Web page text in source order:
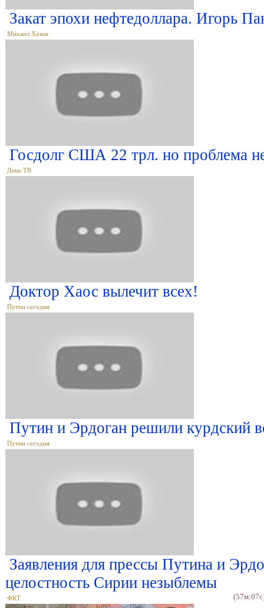
Закат эпохи нефтедоллара. Игорь
Михаил Хазин
Госдолг США 22 трл. но проблема
День ТВ
Доктор Хаос вылечит всех!
Путин сегодня
Путин и Эрдоган решили курдский
Путин сегодня
Заявления для прессы Путина и
целостность Сирии незыблемы
ФКТ